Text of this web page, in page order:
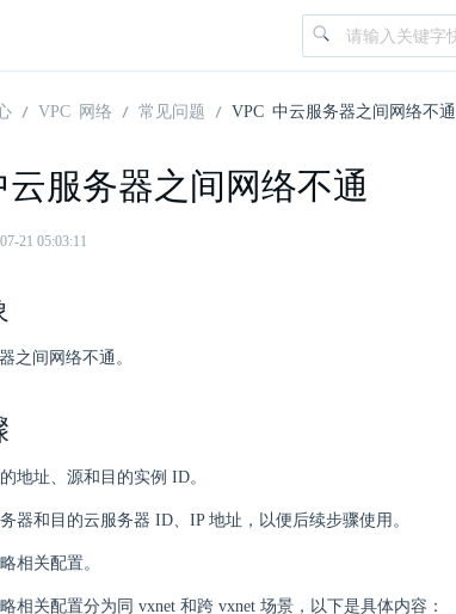
VPC 网络 常见问题 VPC 中云服务器之间网络不通
云服务器之间网络不通
21 05:03:11
之间网络不通。
地址、源和目的实例 ID。
器和目的云服务器 ID、IP 地址，以便后续步骤使用。
相关配置。
相关配置分为同 vxnet 和跨 vxnet 场景，以下是具体内容：